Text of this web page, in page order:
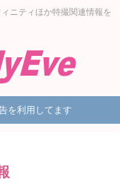
ニティほか特撮関連情報を
を利用してます